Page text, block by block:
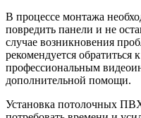
В процессе монтажа
повредить панели и не
случае возникновения
рекомендуется обратиться
профессиональным
дополнительной помощи.
Установка потолочных